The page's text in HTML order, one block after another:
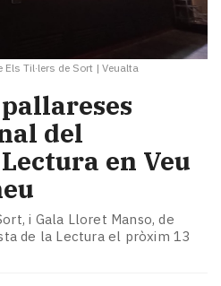
Til·lers de Sort | Veualta
del
en Veu
i Gala Lloret Manso, de
de la Lectura el pròxim 13